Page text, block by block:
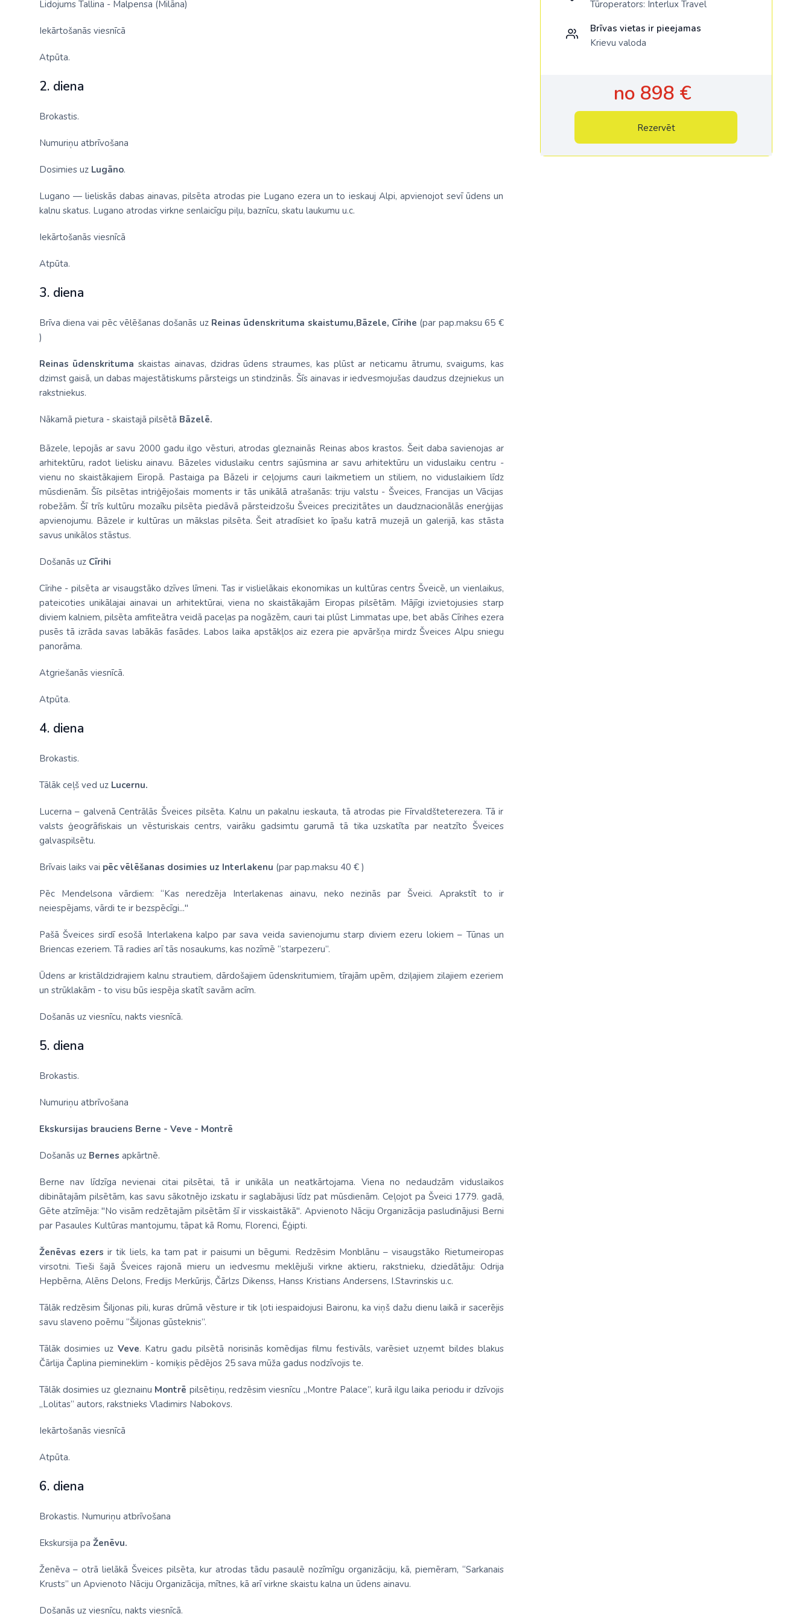
Uzbekistāna
Lidojums Tallina - Malpensa (Milāna)
Iekārtošanās viesnīcā
Atpūta.
2. diena
Brokastis.
Numuriņu atbrīvošana
Dosimies uzLugāno.
Lugano — lieliskās dabas ainavas, pilsēta atrodas pie Lugano ezera un to ieskauj Alpi, apvienojot sevī ūdens un
kalnu skatus. Lugano atrodas virkne senlaicīgu piļu, baznīcu, skatu laukumu u.c.
Iekārtošanās viesnīcā
Atpūta.
3. diena
Brīva diena vai pēc vēlēšanas došanās uz Reinas ūdenskrituma skaistumu,Bāzele, Cīrihe (par pap.maksu 65 €
)
Reinas ūdenskrituma skaistas ainavas, dzidras ūdens straumes, kas plūst ar neticamu ātrumu, svaigums, kas
dzimst gaisā, un dabas majestātiskums pārsteigs un stindzinās. Šīs ainavas ir iedvesmojušas daudzus dzejniekus un
rakstniekus.
Nākamā pietura - skaistajā pilsētā Bāzelē.
Bāzele, lepojās ar savu 2000 gadu ilgo vēsturi, atrodas gleznainās Reinas abos krastos. Šeit daba savienojas ar
arhitektūru, radot lielisku ainavu. Bāzeles viduslaiku centrs sajūsmina ar savu arhitektūru un viduslaiku centru -
vienu no skaistākajiem Eiropā. Pastaiga pa Bāzeli ir ceļojums cauri laikmetiem un stiliem, no viduslaikiem līdz
mūsdienām. Šīs pilsētas intriģējošais moments ir tās unikālā atrašanās: triju valstu - Šveices, Francijas un Vācijas
robežām. Šī trīs kultūru mozaīku pilsēta piedāvā pārsteidzošu Šveices precizitātes un daudznacionālās enerģijas
apvienojumu. Bāzele ir kultūras un mākslas pilsēta. Šeit atradīsiet ko īpašu katrā muzejā un galerijā, kas stāsta
savus unikālos stāstus.
Došanās uz Cīrihi
Cīrihe - pilsēta ar visaugstāko dzīves līmeni. Tas ir vislielākais ekonomikas un kultūras centrs Šveicē, un vienlaikus,
pateicoties unikālajai ainavai un arhitektūrai, viena no skaistākajām Eiropas pilsētām. Mājīgi izvietojusies starp
diviem kalniem, pilsēta amfiteātra veidā paceļas pa nogāzēm, cauri tai plūst Limmatas upe, bet abās Cīrihes ezera
pusēs tā izrāda savas labākās fasādes. Labos laika apstākļos aiz ezera pie apvāršņa mirdz Šveices Alpu sniegu
panorāma.
Atgriešanās viesnīcā.
Atpūta.
4. diena
Brokastis.
Tālāk ceļš ved uz Lucernu.
Lucerna – galvenā Centrālās Šveices pilsēta. Kalnu un pakalnu ieskauta, tā atrodas pie Fīrvaldšteterezera. Tā ir
valsts ģeogrāfiskais un vēsturiskais centrs, vairāku gadsimtu garumā tā tika uzskatīta par neatzīto Šveices
galvaspilsētu.
Brīvais laiks vai pēc vēlēšanas dosimies uz Interlakenu (par pap.maksu 40 € )
Pēc Mendelsona vārdiem: “Kas neredzēja Interlakenas ainavu, neko nezinās par Šveici. Aprakstīt to ir
neiespējams, vārdi te ir bezspēcīgi..."
Pašā Šveices sirdī esošā Interlakena kalpo par sava veida savienojumu starp diviem ezeru lokiem – Tūnas un
Briencas ezeriem. Tā radies arī tās nosaukums, kas nozīmē “starpezeru”.
Ūdens ar kristāldzidrajiem kalnu strautiem, dārdošajiem ūdenskritumiem, tīrajām upēm, dziļajiem zilajiem ezeriem
un strūklakām - to visu būs iespēja skatīt savām acīm.
Došanās uz viesnīcu, nakts viesnīcā.
5. diena
Brokastis.
Numuriņu atbrīvošana
Ekskursijas brauciens Berne - Veve - Montrē
Došanās uz Bernes apkārtnē.
Berne nav līdzīga nevienai citai pilsētai, tā ir unikāla un neatkārtojama. Viena no nedaudzām viduslaikos
dibinātajām pilsētām, kas savu sākotnējo izskatu ir saglabājusi līdz pat mūsdienām. Ceļojot pa Šveici 1779. gadā,
Gēte atzīmēja: "No visām redzētajām pilsētām šī ir visskaistākā". Apvienoto Nāciju Organizācija pasludinājusi Berni
par Pasaules Kultūras mantojumu, tāpat kā Romu, Florenci, Ēģipti.
Ženēvas ezers ir tik liels, ka tam pat ir paisumi un bēgumi. Redzēsim Monblānu – visaugstāko Rietumeiropas
virsotni. Tieši šajā Šveices rajonā mieru un iedvesmu meklējuši virkne aktieru, rakstnieku, dziedātāju: Odrija
Hepbērna, Alēns Delons, Fredijs Merkūrijs, Čārlzs Dikenss, Hanss Kristians Andersens, I.Stavrinskis u.c.
Tālāk redzēsim Šiljonas pili, kuras drūmā vēsture ir tik ļoti iespaidojusi Baironu, ka viņš dažu dienu laikā ir sacerējis
savu slaveno poēmu “Šiljonas gūsteknis”.
Tālāk dosimies uz Veve. Katru gadu pilsētā norisinās komēdijas filmu festivāls, varēsiet uzņemt bildes blakus
Čārlija Čaplina piemineklim - komiķis pēdējos 25 sava mūža gadus nodzīvojis te.
Tālāk dosimies uz gleznainu Montrē pilsētiņu, redzēsim viesnīcu „Montre Palace”, kurā ilgu laika periodu ir dzīvojis
„Lolitas” autors, rakstnieks Vladimirs Nabokovs.
Iekārtošanās viesnīcā
Atpūta.
6. diena
Brokastis. Numuriņu atbrīvošana
Ekskursija pa Ženēvu.
Ženēva – otrā lielākā Šveices pilsēta, kur atrodas tādu pasaulē nozīmīgu organizāciju, kā, piemēram, “Sarkanais
Krusts” un Apvienoto Nāciju Organizācija, mītnes, kā arī virkne skaistu kalna un ūdens ainavu.
Došanās uz viesnīcu, nakts viesnīcā.
Tūroperators: Interlux Travel
Brīvas vietas ir pieejamas
Krievu valoda
no 898 €
Rezervēt